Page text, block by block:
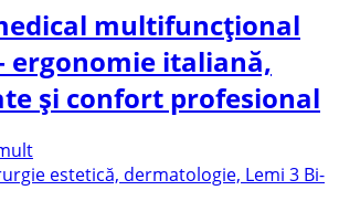
multifuncțional
ergonomie italiană,
și confort profesional